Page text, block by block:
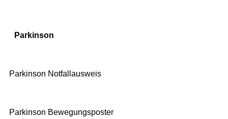
Parkinson
Parkinson Notfallausweis
Parkinson Bewegungsposter